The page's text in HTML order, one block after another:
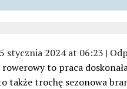
stycznia 2024 at 06:23 |
to praca
także trochę sezonowa